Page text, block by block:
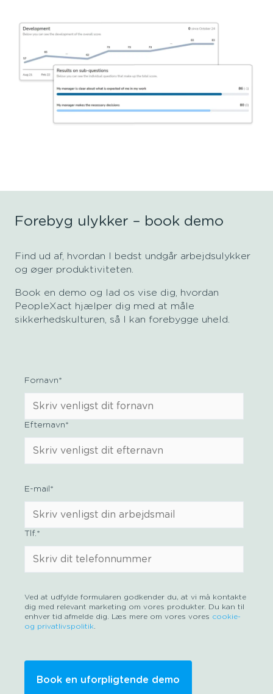
Forebyg ulykker – book demo
Find ud af, hvordan I bedst undgår arbejdsulykker
og øger produktiviteten.
Book en demo og lad os vise dig, hvordan
PeopleXact hjælper dig med at måle
sikkerhedskulturen, så I kan forebygge uheld.
Fornavn*
Efternavn*
E-mail *
Tlf.*
Ved at udfylde formularen godkender du, at vi må kontakte
dig med relevant marketing om vores produkter. Du kan til
enhver tid afmelde dig. Læs mere om vores vores cookie-
og privatlivspolitik